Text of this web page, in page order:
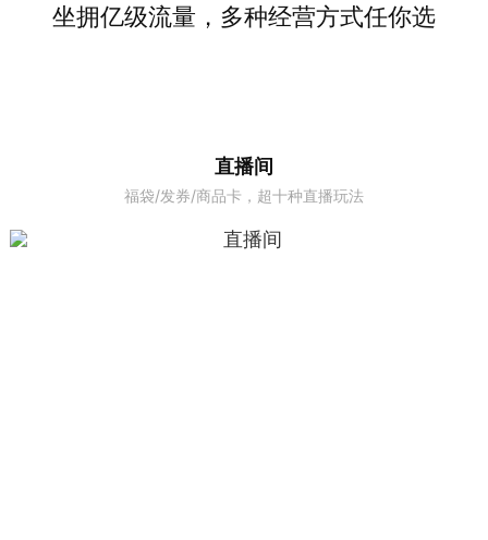
坐拥亿级流量，多种经营方式任你选
直播间
福袋/发券/商品卡，超十种直播玩法